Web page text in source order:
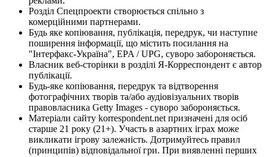
Розділ Спецпроекти створюється спільно з
комерційними партнерами.
Будь яке копіювання, публікація, передрук, чи наступне
поширення інформації, що містить посилання на
"Інтерфакс-Україна", EPA / UPG, суворо забороняється.
Власник веб-сторінки в розділі Я-Корреспондент є автор
публікації.
Будь-яке копіювання, передрук та відтворення
фотографічних творів та/або аудіовізуальних творів
правовласника Getty Images - суворо забороняється.
Матеріали сайту korrespondent.net призначені для осіб
старше 21 року (21+). Участь в азартних іграх може
викликати ігрову залежність. Дотримуйтесь правил
(принципів) відповідальної гри. При виявленні перших